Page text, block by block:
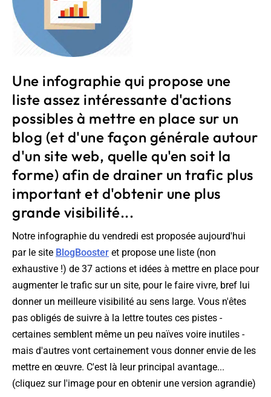
Une infographie qui propose une
liste assez intéressante d'actions
possibles à mettre en place sur un
blog (et d'une façon générale autour
d'un site web, quelle qu'en soit la
forme) afin de drainer un trafic plus
important et d'obtenir une plus
grande visibilité...
Notre infographie du vendredi est proposée aujourd'hui
par le site BlogBooster et propose une liste (non
exhaustive !) de 37 actions et idées à mettre en place pour
augmenter le trafic sur un site, pour le faire vivre, bref lui
donner un meilleure visibilité au sens large. Vous n'êtes
pas obligés de suivre à la lettre toutes ces pistes -
certaines semblent même un peu naïves voire inutiles -
mais d'autres vont certainement vous donner envie de les
mettre en œuvre. C'est là leur principal avantage...
(cliquez sur l'image pour en obtenir une version agrandie)